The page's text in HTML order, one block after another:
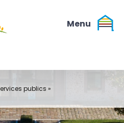
publics »